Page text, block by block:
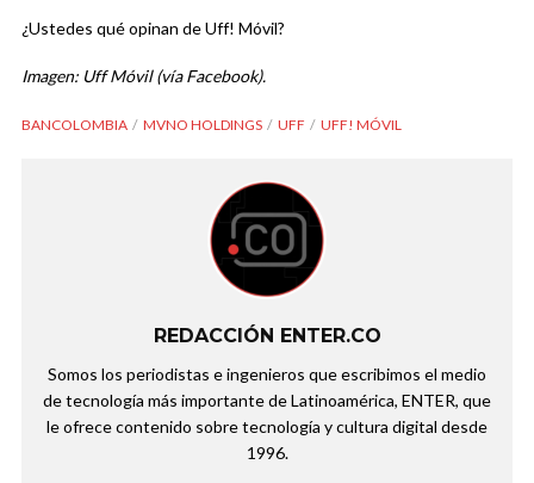
¿Ustedes qué opinan de Uff! Móvil?
Imagen: Uff Móvil (vía Facebook).
BANCOLOMBIA MVNO HOLDINGS UFF UFF! MÓVIL
REDACCIÓN ENTER.CO
Somos los periodistas e ingenieros que escribimos el medio
de tecnología más importante de Latinoamérica, ENTER, que
le ofrece contenido sobre tecnología y cultura digital desde
1996.